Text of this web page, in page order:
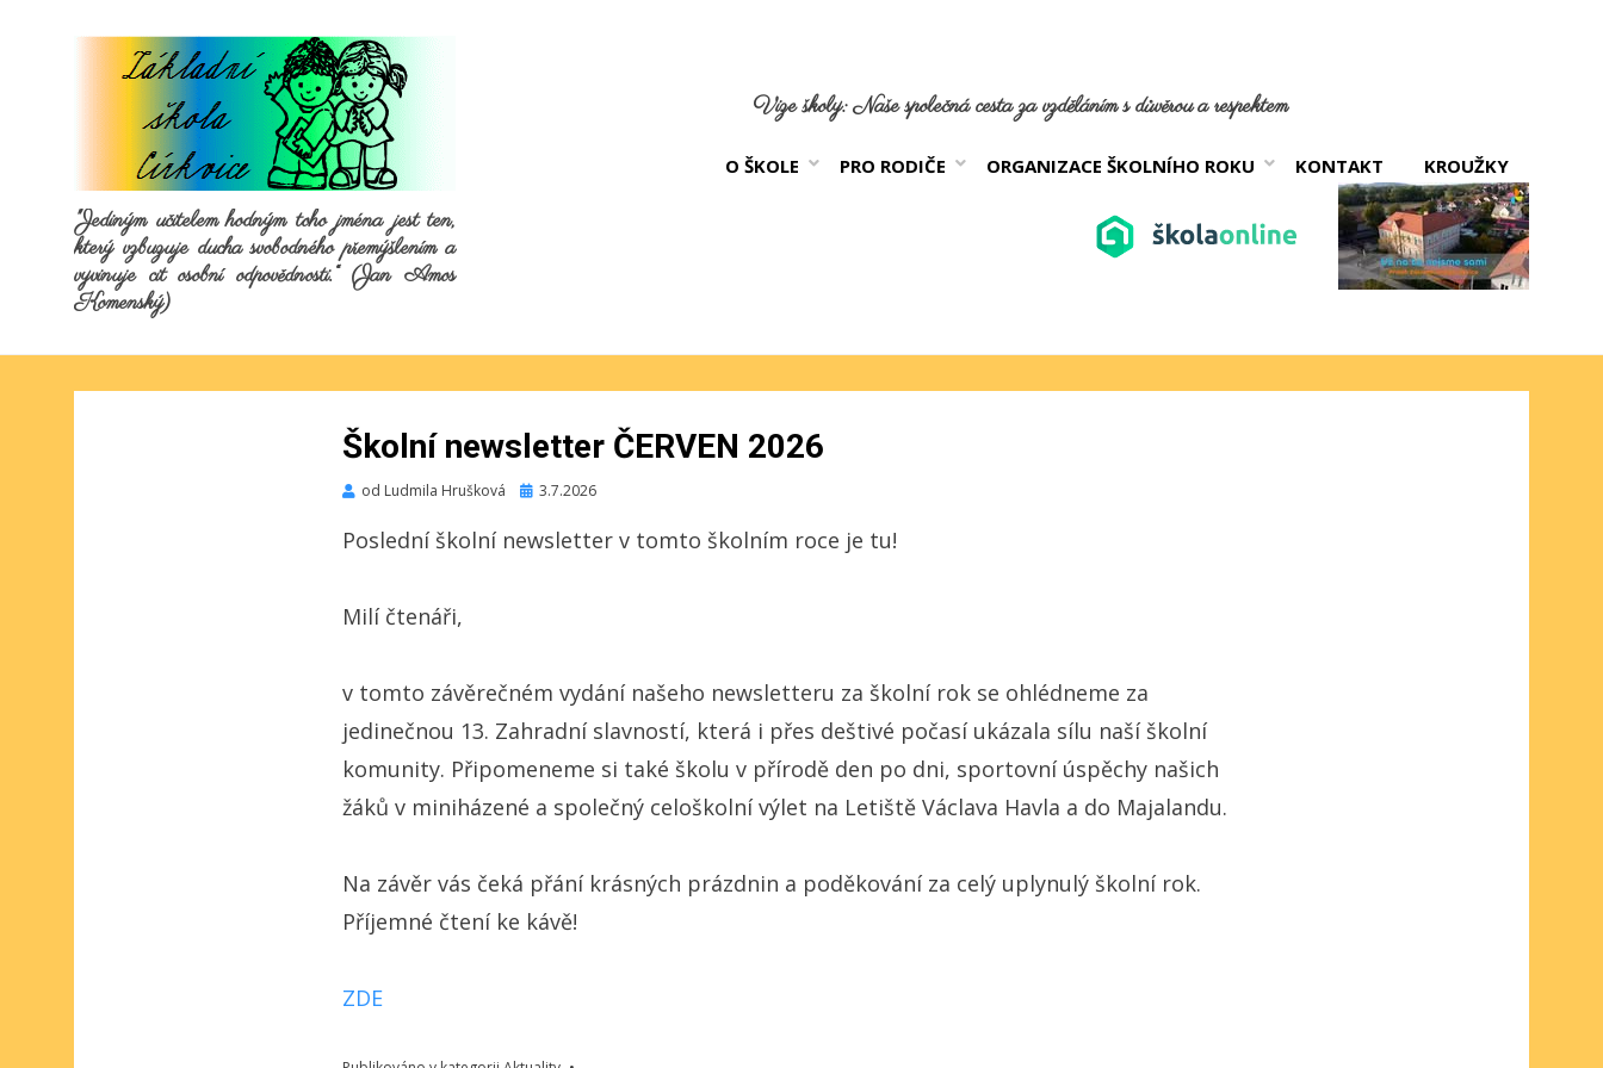
"Jediným učitelem hodným toho jména jest ten,
který vzbuzuje ducha svobodného přemýšlením a
vyvinuje cit osobní odpovědnosti.“ (Jan Amos
Komenský)
Vize školy: Naše společná cesta za vzděláním s důvěrou a respektem
O ŠKOLE PRO RODIČE ORGANIZACE ŠKOLNÍHO ROKU KONTAKT KROUŽKY
Školní newsletter ČERVEN 2026
od Ludmila Hrušková Publikováno
3.7.2026
Poslední školní newsletter v tomto školním roce je tu!
Milí čtenáři,
v tomto závěrečném vydání našeho newsletteru za školní rok se ohlédneme za
jedinečnou 13. Zahradní slavností, která i přes deštivé počasí ukázala sílu naší školní
komunity. Připomeneme si také školu v přírodě den po dni, sportovní úspěchy našich
žáků v miniházené a společný celoškolní výlet na Letiště Václava Havla a do Majalandu.
Na závěr vás čeká přání krásných prázdnin a poděkování za celý uplynulý školní rok.
Příjemné čtení ke kávě!
ZDE